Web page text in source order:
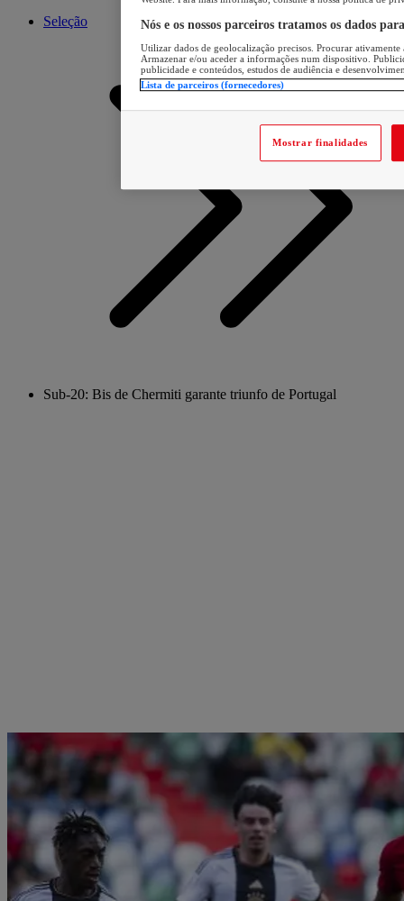
Seleção
Sub-20: Bis de Chermiti garante triunfo de Portugal
Nós e os nossos parceiros tratamos os dados
Utilizar dados de geolocalização precisos. Procurar
Armazenar e/ou aceder a informações num dispositivo.
publicidade e conteúdos, estudos de audiência e
Lista de parceiros (fornecedores)
Mostrar finalidades